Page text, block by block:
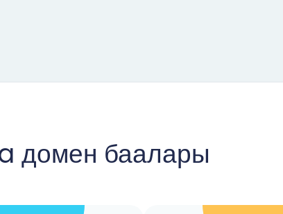
домен баалары